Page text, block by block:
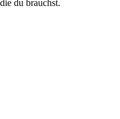
du brauchst.